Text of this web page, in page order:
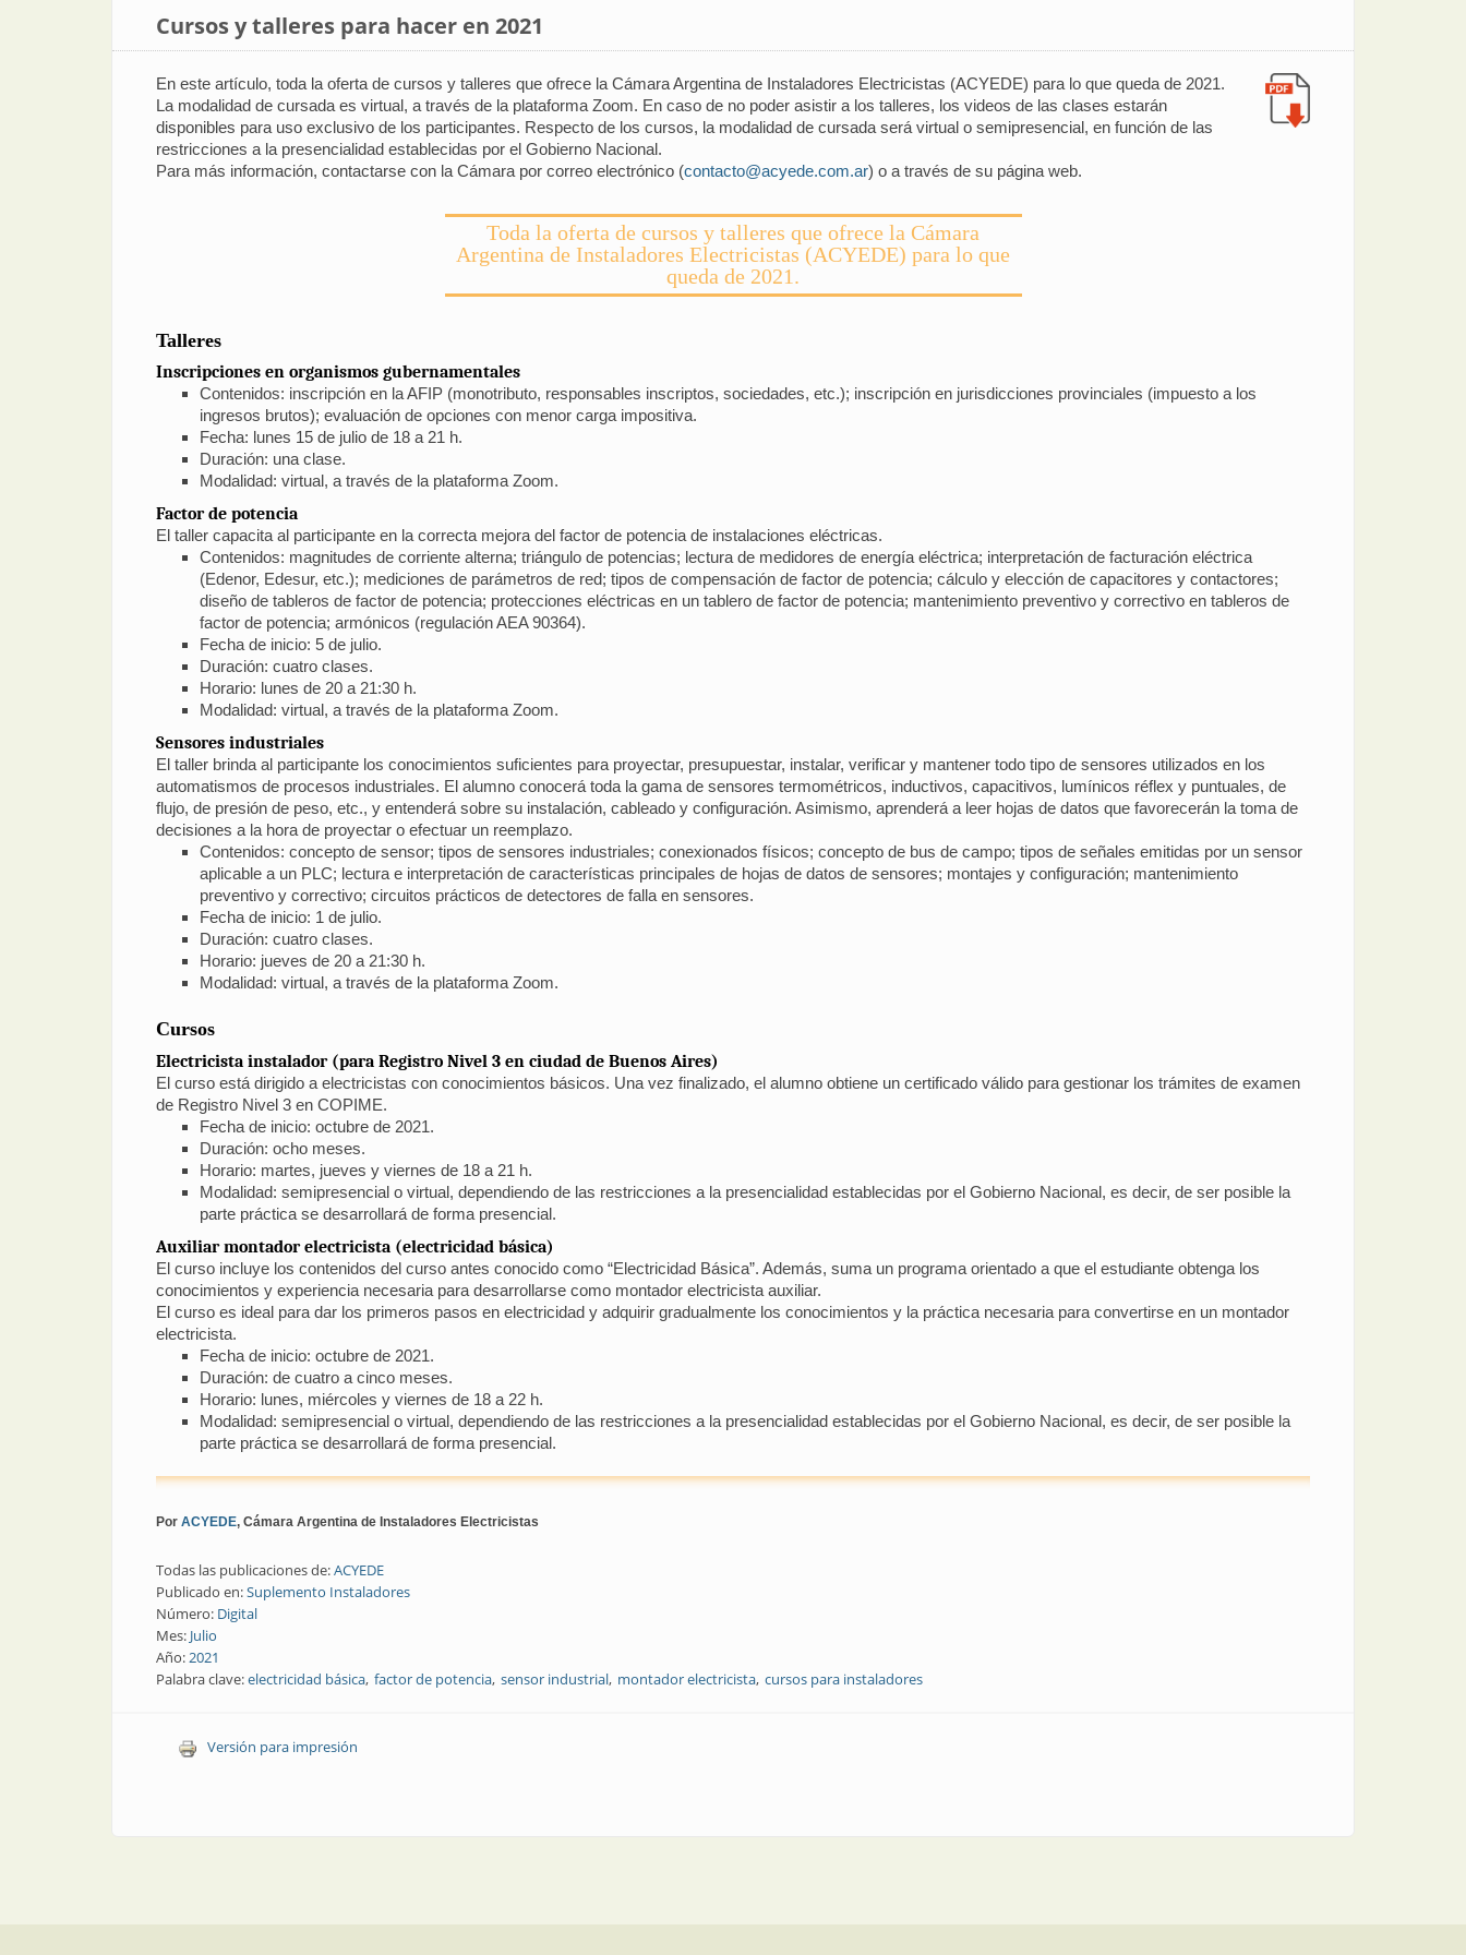
Cursos y talleres para hacer en 2021
En este artículo, toda la oferta de cursos y talleres que ofrece la Cámara Argentina de Instaladores Electricistas (ACYEDE) para lo que queda de 2021.
La modalidad de cursada es virtual, a través de la plataforma Zoom. En caso de no poder asistir a los talleres, los videos de las clases estarán
disponibles para uso exclusivo de los participantes. Respecto de los cursos, la modalidad de cursada será virtual o semipresencial, en función de las
restricciones a la presencialidad establecidas por el Gobierno Nacional.
Para más información, contactarse con la Cámara por correo electrónico (contacto@acyede.com.ar) o a través de su página web.
Toda la oferta de cursos y talleres que ofrece la Cámara
Argentina de Instaladores Electricistas (ACYEDE) para lo que
queda de 2021.
Talleres
Inscripciones en organismos gubernamentales
Contenidos: inscripción en la AFIP (monotributo, responsables inscriptos, sociedades, etc.); inscripción en jurisdicciones provinciales (impuesto a los
ingresos brutos); evaluación de opciones con menor carga impositiva.
Fecha: lunes 15 de julio de 18 a 21 h.
Duración: una clase.
Modalidad: virtual, a través de la plataforma Zoom.
Factor de potencia
El taller capacita al participante en la correcta mejora del factor de potencia de instalaciones eléctricas.
Contenidos: magnitudes de corriente alterna; triángulo de potencias; lectura de medidores de energía eléctrica; interpretación de facturación eléctrica
(Edenor, Edesur, etc.); mediciones de parámetros de red; tipos de compensación de factor de potencia; cálculo y elección de capacitores y contactores;
diseño de tableros de factor de potencia; protecciones eléctricas en un tablero de factor de potencia; mantenimiento preventivo y correctivo en tableros de
factor de potencia; armónicos (regulación AEA 90364).
Fecha de inicio: 5 de julio.
Duración: cuatro clases.
Horario: lunes de 20 a 21:30 h.
Modalidad: virtual, a través de la plataforma Zoom.
Sensores industriales
El taller brinda al participante los conocimientos suficientes para proyectar, presupuestar, instalar, verificar y mantener todo tipo de sensores utilizados en los
automatismos de procesos industriales. El alumno conocerá toda la gama de sensores termométricos, inductivos, capacitivos, lumínicos réflex y puntuales, de
flujo, de presión de peso, etc., y entenderá sobre su instalación, cableado y configuración. Asimismo, aprenderá a leer hojas de datos que favorecerán la toma de
decisiones a la hora de proyectar o efectuar un reemplazo.
Contenidos: concepto de sensor; tipos de sensores industriales; conexionados físicos; concepto de bus de campo; tipos de señales emitidas por un sensor
aplicable a un PLC; lectura e interpretación de características principales de hojas de datos de sensores; montajes y configuración; mantenimiento
preventivo y correctivo; circuitos prácticos de detectores de falla en sensores.
Fecha de inicio: 1 de julio.
Duración: cuatro clases.
Horario: jueves de 20 a 21:30 h.
Modalidad: virtual, a través de la plataforma Zoom.
Cursos
Electricista instalador (para Registro Nivel 3 en ciudad de Buenos Aires)
El curso está dirigido a electricistas con conocimientos básicos. Una vez finalizado, el alumno obtiene un certificado válido para gestionar los trámites de examen
de Registro Nivel 3 en COPIME.
Fecha de inicio: octubre de 2021.
Duración: ocho meses.
Horario: martes, jueves y viernes de 18 a 21 h.
Modalidad: semipresencial o virtual, dependiendo de las restricciones a la presencialidad establecidas por el Gobierno Nacional, es decir, de ser posible la
parte práctica se desarrollará de forma presencial.
Auxiliar montador electricista (electricidad básica)
El curso incluye los contenidos del curso antes conocido como “Electricidad Básica”. Además, suma un programa orientado a que el estudiante obtenga los
conocimientos y experiencia necesaria para desarrollarse como montador electricista auxiliar.
El curso es ideal para dar los primeros pasos en electricidad y adquirir gradualmente los conocimientos y la práctica necesaria para convertirse en un montador
electricista.
Fecha de inicio: octubre de 2021.
Duración: de cuatro a cinco meses.
Horario: lunes, miércoles y viernes de 18 a 22 h.
Modalidad: semipresencial o virtual, dependiendo de las restricciones a la presencialidad establecidas por el Gobierno Nacional, es decir, de ser posible la
parte práctica se desarrollará de forma presencial.
Por ACYEDE, Cámara Argentina de Instaladores Electricistas
Todas las publicaciones de:ACYEDE
Publicado en:Suplemento Instaladores
Número: Digital
Mes: Julio
Año:2021
Palabra clave:electricidad básica factor de potencia sensor industrial montador electricista cursos para instaladores
Versión para impresión